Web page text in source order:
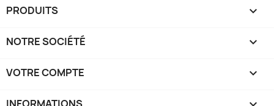
PRODUITS 
NOTRE SOCIÉTÉ 
VOTRE COMPTE 
INFORMATIONS